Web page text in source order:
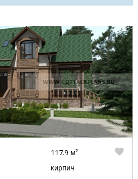
117.9 м²
кирпич